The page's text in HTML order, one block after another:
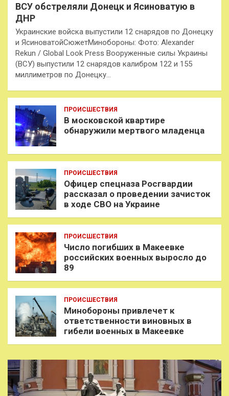
ВСУ обстреляли Донецк и Ясиноватую в
ДНР
Украинские войска выпустили 12 снарядов по Донецку
и ЯсиноватойСюжетМинобороны: Фото: Alexander
Rekun / Global Look Press Вооруженные силы Украины
(ВСУ) выпустили 12 снарядов калибром 122 и 155
миллиметров по Донецку…
ПРОИСШЕСТВИЯ
В московской квартире
обнаружили мертвого младенца
ПРОИСШЕСТВИЯ
Офицер спецназа Росгвардии
рассказал о проведении зачисток
в ходе СВО на Украине
ПРОИСШЕСТВИЯ
Число погибших в Макеевке
российских военных выросло до
89
ПРОИСШЕСТВИЯ
Минобороны привлечет к
ответственности виновных в
гибели военных в Макеевке